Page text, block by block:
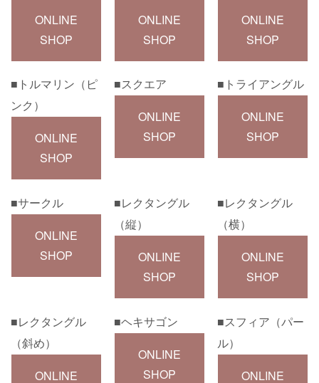
ONLINE
SHOP
ONLINE
SHOP
ONLINE
SHOP
■トルマリン （ピ
ンク）
ONLINE
SHOP
■スクエア
ONLINE
SHOP
■トライアングル
ONLINE
SHOP
■サークル
ONLINE
SHOP
■レクタングル
（縦）
ONLINE
SHOP
■レクタングル
（横）
ONLINE
SHOP
■レクタングル
（斜め）
ONLINE
■ヘキサゴン
ONLINE
SHOP
■スフィア（パー
ル）
ONLINE